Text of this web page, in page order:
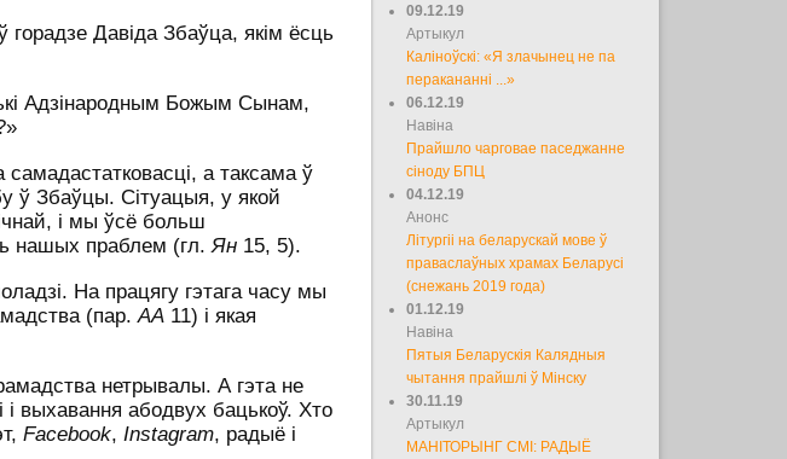
Давіда Збаўца, якім ёсць
Адзінародным Божым Сынам,
а таксама ў
ў Збаўцы. Сітуацыя, у якой
і мы ўсё больш
нашых праблем (гл. Ян15, 5).
На працягу гэтага часу мы
(пар. АА11) і якая
нетрывалы. А гэта не
выхавання абодвух бацькоў. Хто
Facebook, Instagram, радыё і
09.12.19
Артыкул
Каліноўскі: «Я злачынец не па
перакананні ...»
06.12.19
Навіна
Прайшло чарговае паседжанне
сіноду БПЦ
04.12.19
Анонс
Літургіі на беларускай мове ў
праваслаўных храмах Беларусі
(снежань 2019 года)
01.12.19
Навіна
Пятыя Беларускія Калядныя
чытання прайшлі ў Мінску
30.11.19
Артыкул
МАНІТОРЫНГ СМІ: РАДЫЁ